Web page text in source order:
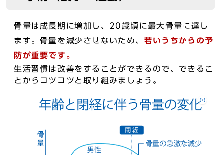
骨量は成長期に増加し、20歳頃に最大骨量に達し
ます。骨量を減少させないため、 若いうちからの予
防が重要です。
生活習慣は改善をすることができるので、できるこ
とからコツコツと取り組みましょう。